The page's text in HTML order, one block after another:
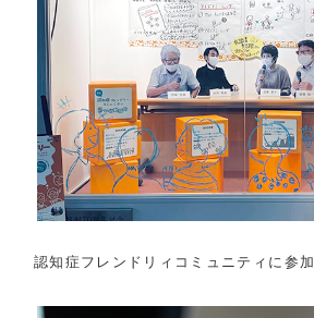
認知症フレンドリィコミュニティに参加